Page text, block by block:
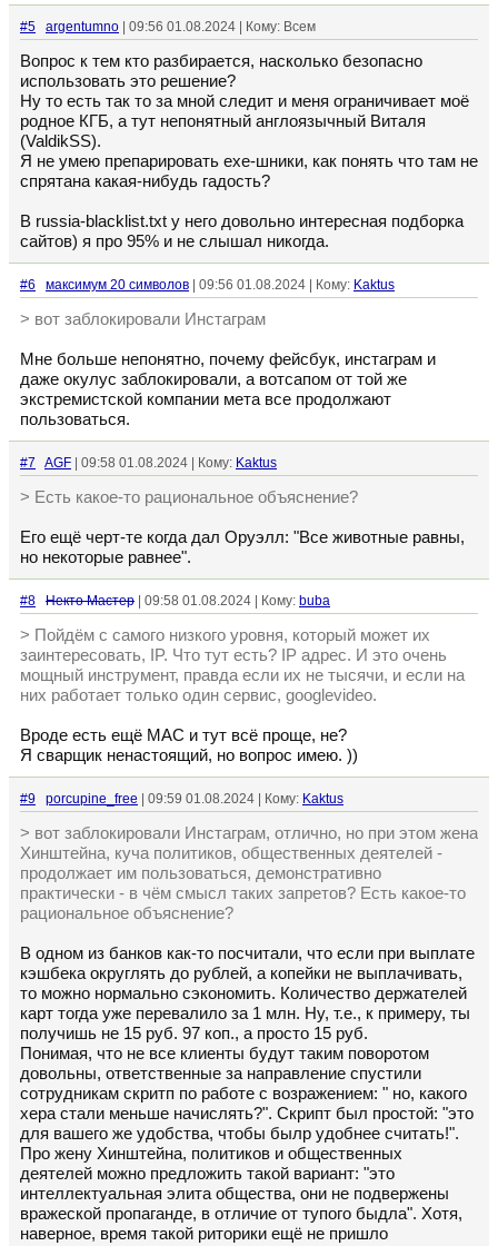
#5 argentumno | 09:56 01.08.2024 | Кому: Всем
Вопрос к тем кто разбирается, насколько безопасно
использовать это решение?
Ну то есть так то за мной следит и меня ограничивает моё
родное КГБ, а тут непонятный англоязычный Виталя
(ValdikSS).
Я не умею препарировать exe-шники, как понять что там не
спрятана какая-нибудь гадость?
В russia-blacklist.txt у него довольно интересная подборка
сайтов) я про 95% и не слышал никогда.
#6 максимум 20 символов | 09:56 01.08.2024 | Кому: Kaktus
> вот заблокировали Инстаграм
Мне больше непонятно, почему фейсбук, инстаграм и
даже окулус заблокировали, а вотсапом от той же
экстремистской компании мета все продолжают
пользоваться.
#7 AGF | 09:58 01.08.2024 | Кому: Kaktus
> Есть какое-то рациональное объяснение?
Его ещё черт-те когда дал Оруэлл: "Все животные равны,
но некоторые равнее".
#8 Некто Мастер | 09:58 01.08.2024 | Кому: buba
> Пойдём с самого низкого уровня, который может их
заинтересовать, IP. Что тут есть? IP адрес. И это очень
мощный инструмент, правда если их не тысячи, и если на
них работает только один сервис, googlevideo.
Вроде есть ещё MAC и тут всё проще, не?
Я сварщик ненастоящий, но вопрос имею. ))
#9 porcupine_free | 09:59 01.08.2024 | Кому: Kaktus
> вот заблокировали Инстаграм, отлично, но при этом жена
Хинштейна, куча политиков, общественных деятелей -
продолжает им пользоваться, демонстративно
практически - в чём смысл таких запретов? Есть какое-то
рациональное объяснение?
В одном из банков как-то посчитали, что если при выплате
кэшбека округлять до рублей, а копейки не выплачивать,
то можно нормально сэкономить. Количество держателей
карт тогда уже перевалило за 1 млн. Ну, т.е., к примеру, ты
получишь не 15 руб. 97 коп., а просто 15 руб.
Понимая, что не все клиенты будут таким поворотом
довольны, ответственные за направление спустили
сотрудникам скритп по работе с возражением: " но, какого
хера стали меньше начислять?". Скрипт был простой: "это
для вашего же удобства, чтобы былр удобнее считать!".
Про жену Хинштейна, политиков и общественных
деятелей можно предложить такой вариант: "это
интеллектуальная элита общества, они не подвержены
вражеской пропаганде, в отличие от тупого быдла". Хотя,
наверное, время такой риторики ещё не пришло